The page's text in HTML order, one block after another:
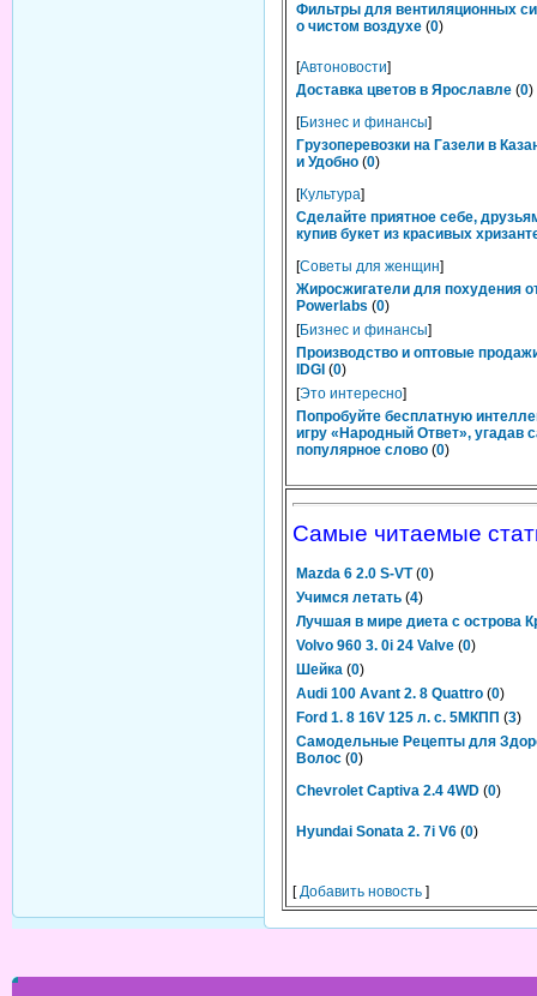
Фильтры для вентиляционных
о чистом воздухе (0)
[Автоновости]
Доставка цветов в Ярославле (0)
[Бизнес и финансы]
Грузоперевозки на Газели в
и Удобно (0)
[Культура]
Сделайте приятное себе,
купив букет из красивых
[Советы для женщин]
Жиросжигатели для похудения
Powerlabs (0)
[Бизнес и финансы]
Производство и оптовые
IDGI (0)
[Это интересно]
Попробуйте бесплатную
игру «Народный Ответ», угадав
популярное слово (0)
Самые читаемые
Mazda 6 2.0 S-VT (0)
Учимся летать (4)
Лучшая в мире диета с острова
Volvo 960 3. 0i 24 Valve (0)
Шейка (0)
Audi 100 Avant 2. 8 Quattro (0)
Ford 1. 8 16V 125 л. с. 5МКПП (3)
Самодельные Рецепты для
Волос (0)
Chevrolet Captiva 2.4 4WD (0)
Hyundai Sonata 2. 7i V6 (0)
[Добавить новость ]